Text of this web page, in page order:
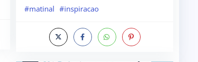
#matinal #inspiracao